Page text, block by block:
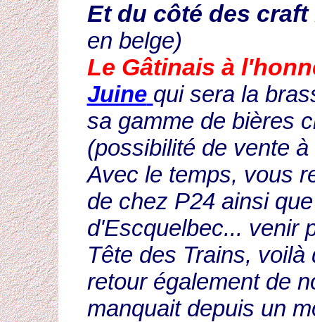
Et du côté des
en belge)
Le Gâtinais à
Juine qui sera la
sa gamme de bières
(possibilité de vente
Avec le temps, vous
de chez P24 ainsi
d'Escquelbec... venir
Tête des Trains,
retour également de
manquait depuis un